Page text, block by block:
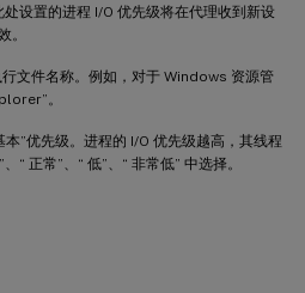
设置的进程 I/O 优先级将在代理收到新设
。
文件名称。例如，对于 Windows 资源管
。
本”优先级。进程的 I/O 优先级越高，其线程
“ 正常”、“ 低”、“ 非常低” 中选择。